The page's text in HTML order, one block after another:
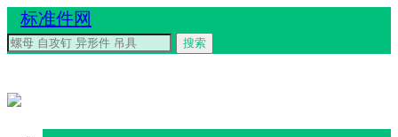
标准件网
搜索